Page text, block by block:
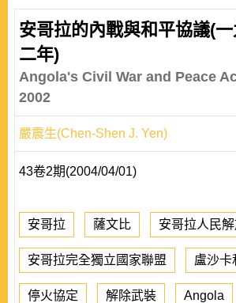
安哥拉的內戰與和平協議(
二年)
Angola's Civil War and Peace
2002
嚴震生(Chen-Shen J. Yen)
43卷2期(2004/04/01)
安哥拉 薩文比 安哥拉人民
安哥拉完全獨立國家聯盟 盧沙卡
停火協定 解除武裝 Angola